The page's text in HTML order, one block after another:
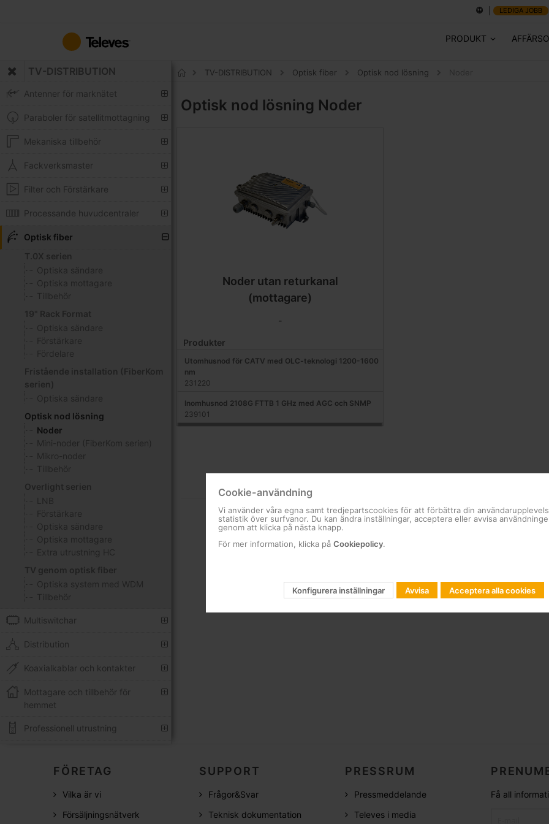
innehållet
LEDIGA JOBB
PRODUKT
TV-DISTRIBUTION
Antenner för marknätet
Paraboler för satellitmottagning
Mekaniska tillbehör
Fackverksmaster
Filter och Förstärkare
Processande huvudcentraler
Optisk fiber
T.0X serien
Optiska sändare
Optiska mottagare
Tillbehör
19" Rack Format
Optiska sändare
Förstärkare
Fördelare
Fristående installation (FiberKom
serien)
Optiska sändare
Optisk nod lösning
Noder
Mini-noder (FiberKom serien)
Mikro-noder
Tillbehör
Overlight serien
LNB
Förstärkare
Optiska sändare
Optiska mottagare
Extra utrustning HC
TV genom optisk fiber
Optiska system med WDM
Tillbehör
Multiswitchar
Distribution
Koaxialkablar och kontakter
Mottagare och tillbehör för
hemmet
Professionell utrustning
TV-DISTRIBUTION Optisk fiber Optisk nod lösning
Optisk nod lösning Noder
Noder utan returkanal
(mottagare)
-
Produkter
Utomhusnod för CATV med OLC-teknologi 1200-1600
nm
231220
Inomhusnod 2108G FTTB 1 GHz med AGC och SNMP
239101
FÖRETAG
Vilka är vi
Försäljningsnätverk
SUPPORT
Frågor&Svar
Teknisk dokumentation
PRESSRUM
Pressmeddelande
Televes i media
Få all
Cookie-användning
Vi använder våra egna samt tredjepartscookies för att förbättra din
statistik över surfvanor. Du kan ändra inställningar, acceptera eller avvisa
genom att klicka på nästa knapp.
För mer information, klicka på Cookiepolicy.
Konfigurera inställningar Avvisa Acceptera alla cookies